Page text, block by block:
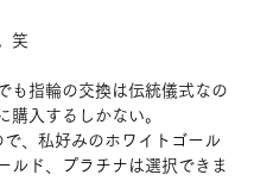
笑
も指輪の交換は伝統儀式なの
購入するしかない。
で、私好みのホワイトゴール
ルド、プラチナは選択できま